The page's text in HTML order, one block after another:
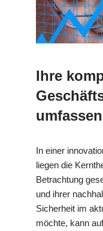
Ihre
In einer
liegen die
Betrachtung
und ihrer
Sicherheit im
möchte, kann